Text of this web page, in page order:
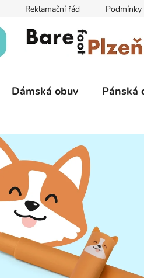
Reklamační řád
Dámská obuv Pánská